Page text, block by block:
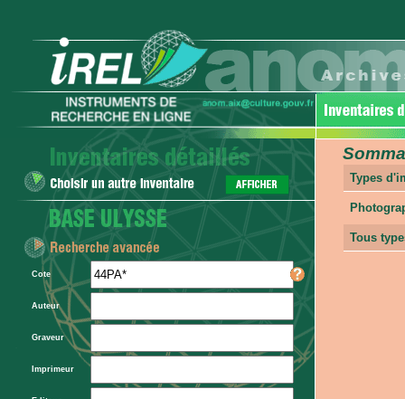
Cote
Auteur
Graveur
Imprimeur
Types
Tous